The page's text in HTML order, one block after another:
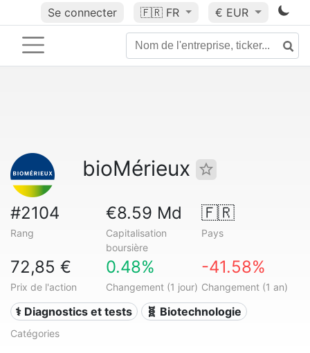
Se connecter 🇫🇷 FR € EUR
bioMérieux
#2104
Rang
€8.59 Md
Capitalisation
boursière
🇫🇷
Pays
72,85 €
Prix de l'action
0.48%
Changement (1 jour)
-41.58%
Changement (1 an)
⚕️ Diagnostics et tests 🧬 Biotechnologie
Catégories